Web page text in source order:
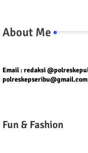
About Me
Email : redaksi
polreskepseribu@gmail.com
Fun & Fashion